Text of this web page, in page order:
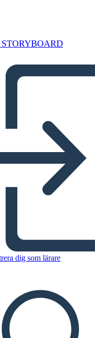
dig som lärare